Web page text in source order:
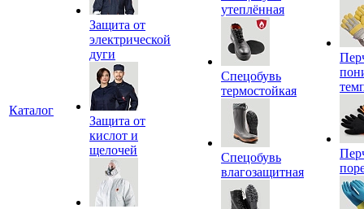
Каталог
Защита от
электрической
дуги
Защита от
кислот и
щелочей
утеплённая
Спецобувь
термостойкая
Спецобувь
влагозащитная